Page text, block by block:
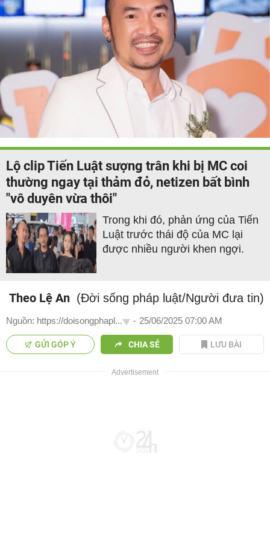
Lộ clip Tiến Luật sượng trân khi bị MC coi
thường ngay tại thảm đỏ, netizen bất bình
"vô duyên vừa thôi"
Trong khi đó, phản ứng của Tiến
Luật trước thái độ của MC lại
được nhiều người khen ngợi.
Theo Lệ An (Đời sống pháp luật/Người đưa tin)
Nguồn: https://doisongphapl... - 25/06/2025 07:00 AM
GỬI GÓP Ý CHIA SẺ LƯU BÀI